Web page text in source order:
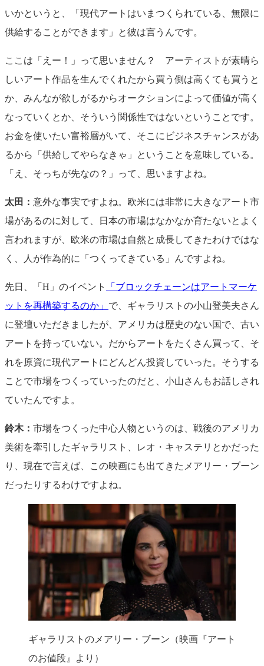
いかというと、「現代アートはいまつくられている、無限に
供給することができます」と彼は言うんです。
ここは「えー！」って思いません？ アーティストが素晴ら
しいアート作品を生んでくれたから買う側は高くても買うと
か、みんなが欲しがるからオークションによって価値が高く
なっていくとか、そういう関係性ではないということです。
お金を使いたい富裕層がいて、そこにビジネスチャンスがあ
るから「供給してやらなきゃ」ということを意味している。
「え、そっちが先なの？」って、思いますよね。
太田： 意外な事実ですよね。欧米には非常に大きなアート市
場があるのに対して、日本の市場はなかなか育たないとよく
言われますが、欧米の市場は自然と成長してきたわけではな
く、人が作為的に「つくってきている」んですよね。
先日、「H」のイベント
「ブロックチェーンはアートマーケ
ットを再構築するのか」 で、ギャラリストの小山登美夫さん
に登壇いただきましたが、アメリカは歴史のない国で、古い
アートを持っていない。だからアートをたくさん買って、そ
れを原資に現代アートにどんどん投資していった。そうする
ことで市場をつくっていったのだと、小山さんもお話しされ
ていたんですよ。
鈴木： 市場をつくった中心人物というのは、戦後のアメリカ
美術を牽引したギャラリスト、レオ・キャステリとかだった
り、現在で言えば、この映画にも出てきたメアリー・ブーン
だったりするわけですよね。
ギャラリストのメアリー・ブーン（映画『アート
のお値段』より）